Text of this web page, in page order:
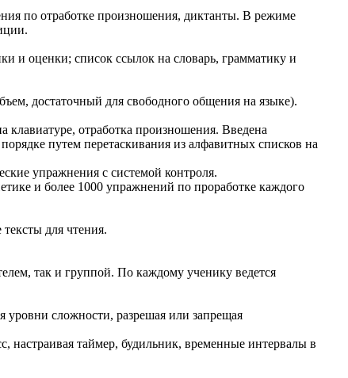
по отработке произношения, диктанты. В режиме
и оценки; список ссылок на словарь, грамматику и
достаточный для свободного общения на языке).
клавиатуре, отработка произношения. Введена
путем перетаскивания из алфавитных списков на
упражнения с системой контроля.
и более 1000 упражнений по проработке каждого
для чтения.
так и группой. По каждому ученику ведется
сложности, разрешая или запрещая
настраивая таймер, будильник, временные интервалы в